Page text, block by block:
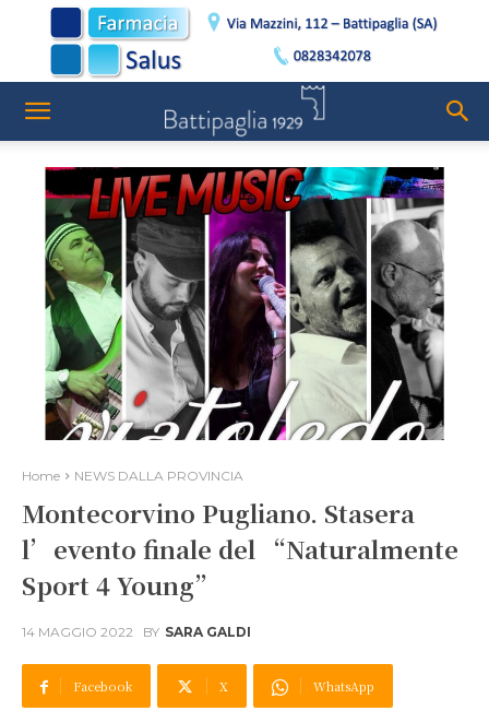
Home NEWS DALLA PROVINCIA
Montecorvino Pugliano. Stasera
l’evento finale del “Naturalmente
Sport 4 Young”
14 MAGGIO 2022 BY SARA GALDI
Facebook X WhatsApp